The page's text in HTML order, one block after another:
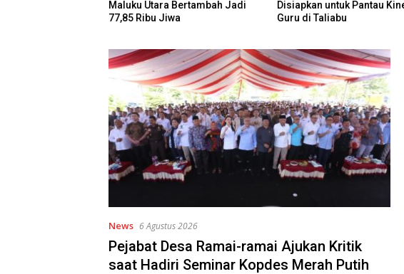
Disiapkan untuk Pantau Kinerja
Guru di Taliabu
Belajar Guru, Bahasa
hingga Kesenian Masuk
News 6 Agustus 2026
Pejabat Desa Ramai-ramai Ajukan Kritik
saat Hadiri Seminar Kopdes Merah Putih